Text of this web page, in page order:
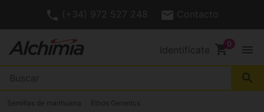
(+34) 972 527 248 Contacto
Identifícate shopping_cart menu
search
Semillas de marihuana Ethos Genetics